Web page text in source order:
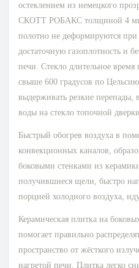
остеклением из немецкого
СКОТТ РОБАКС толщиной 4
полотно не деформируются
достаточную газоплотность и
печи. Стекло длительное время
свыше 600 градусов по
выдерживать резкие перепады,
воды на стекло топочной дверки
Быстрый обогрев воздуха в
конвекционных каналов,
боковыми стенками из
получившиеся щели, быстро
порцией холодного воздуха,
Керамическая плитка на
помогает правильно
пространство от жёсткого
нагретой печи. Плитка легко